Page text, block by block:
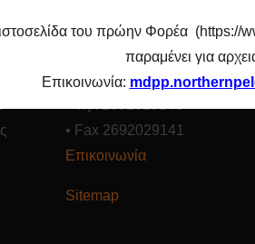
ΦΟΡΕΑΣ ΔΙΑΧΕΙΡΙΣΗΣ
Αγίου Αλεξίου 35, 250 01
• Fax 2692029141
Επικοινωνία
Sitemap
του πρώην Φορέα (https://
παραμένει για
Επικοινωνία: